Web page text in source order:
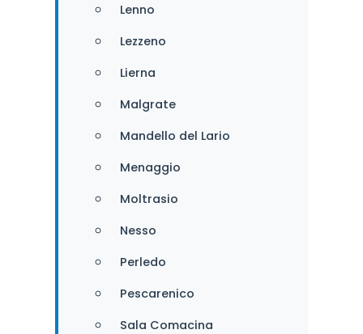
Lenno
Lezzeno
Lierna
Malgrate
Mandello del Lario
Menaggio
Moltrasio
Nesso
Perledo
Pescarenico
Sala Comacina